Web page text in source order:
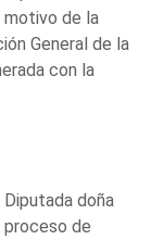
motivo de la
General de la
con la
doña
proceso de